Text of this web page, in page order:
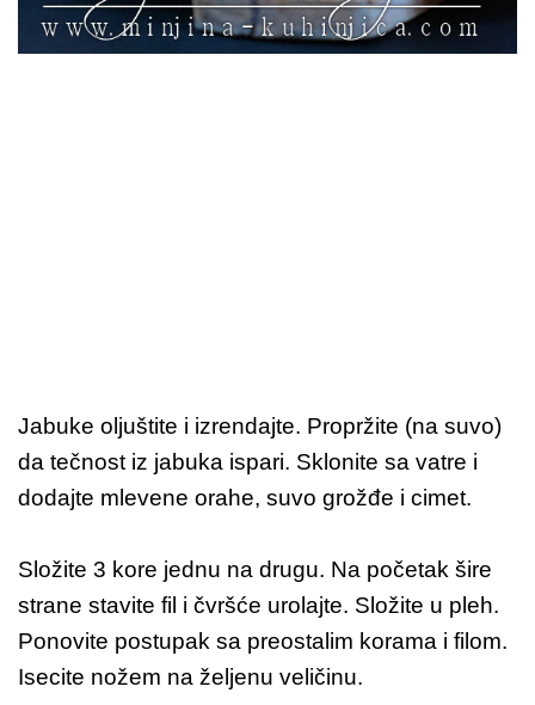
Jabuke oljuštite i izrendajte. Propržite (na suvo)
da tečnost iz jabuka ispari. Sklonite sa vatre i
dodajte mlevene orahe, suvo grožđe i cimet.
Složite 3 kore jednu na drugu. Na početak šire
strane stavite fil i čvršće urolajte. Složite u pleh.
Ponovite postupak sa preostalim korama i filom.
Isecite nožem na željenu veličinu.